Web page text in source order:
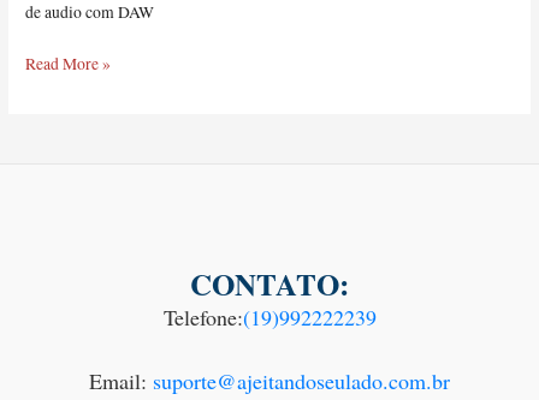
de audio com DAW
Read More »
CONTATO:
Telefone:(19)992222239
Email: suporte@ajeitandoseulado.com.br